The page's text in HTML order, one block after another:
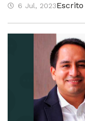
6 Jul, 2023